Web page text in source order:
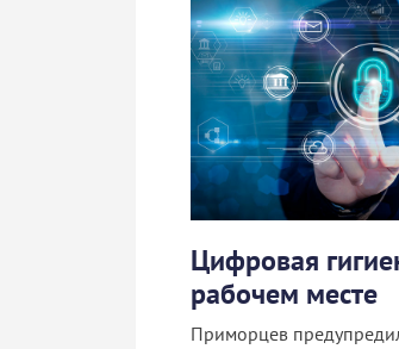
Цифровая
рабочем месте
Приморцев